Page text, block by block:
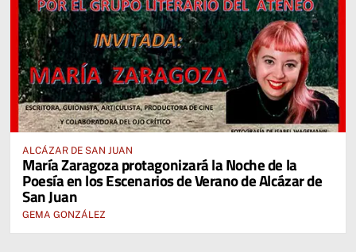
ALCÁZAR DE SAN JUAN
María Zaragoza protagonizará la Noche de la
Poesía en los Escenarios de Verano de Alcázar de
San Juan
GEMA GONZÁLEZ